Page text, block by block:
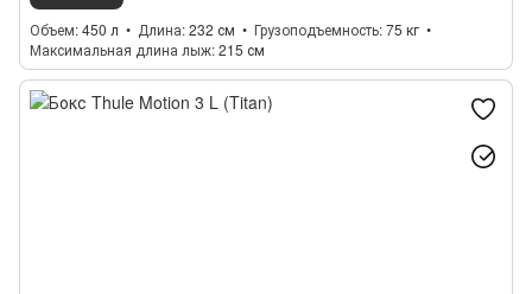
Объем 450 л Длина 232 см Грузоподъемность 75 кг
Максимальная длина лыж 215 см